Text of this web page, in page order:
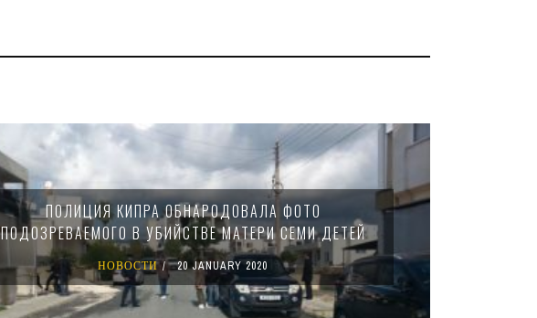
ПОЛИЦИЯ КИПРА ОБНАРОДОВАЛА ФОТО
ПОДОЗРЕВАЕМОГО В УБИЙСТВЕ МАТЕРИ СЕМИ ДЕТЕЙ
НОВОСТИ 20 JANUARY 2020